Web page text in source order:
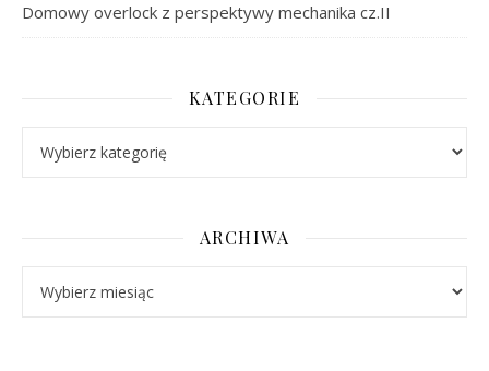
Domowy overlock z perspektywy mechanika cz.II
KATEGORIE
ARCHIWA